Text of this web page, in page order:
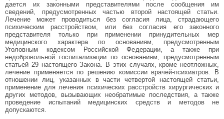
дается их законными представителями после сообщения им
сведений, предусмотренных частью второй настоящей статьи.
Лечение может проводиться без согласия лица, страдающего
психическим расстройством, или без согласия его законного
представителя только при применении принудительных мер
медицинского характера по основаниям, предусмотренным
Уголовным кодексом Российской Федерации, а также при
недобровольной госпитализации по основаниям, предусмотренным
статьей 29 настоящего Закона. В этих случаях, кроме неотложных,
лечение применяется по решению комиссии врачей-психиатров. В
отношении лиц, указанных в части четвертой настоящей статьи,
применение для лечения психических расстройств хирургических и
других методов, вызывающих необратимые последствия, а также
проведение испытаний медицинских средств и методов не
допускаются.